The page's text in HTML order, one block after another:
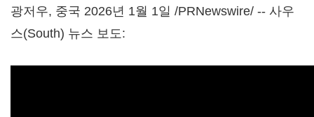
광저우, 중국 2026년 1월 1일 /PRNewswire/ -- 사우
스(South) 뉴스 보도: